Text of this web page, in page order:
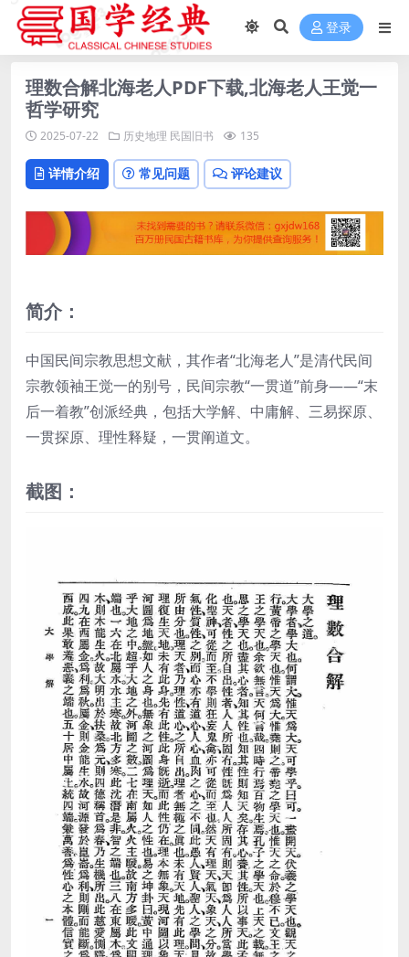
登录
理数合解北海老人PDF下载,北海老人王觉一
哲学研究
2025-07-22 历史地理 民国旧书 135
详情介绍 常见问题 评论建议
简介：
中国民间宗教思想文献，其作者“北海老人”是清代民间
宗教领袖王觉一的别号，民间宗教“一贯道”前身——“末
后一着教”创派经典，包括大学解、中庸解、三易探原、
一贯探原、理性释疑，一贯阐道文。
截图：